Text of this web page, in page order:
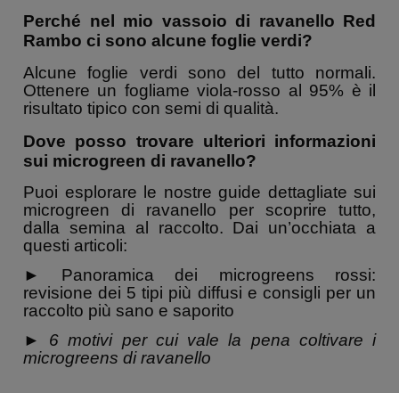
Perché nel mio vassoio di ravanello Red
Rambo ci sono alcune foglie verdi?
Alcune foglie verdi sono del tutto normali.
Ottenere un fogliame viola-rosso al 95% è il
risultato tipico con semi di qualità.
Dove posso trovare ulteriori informazioni
sui microgreen di ravanello?
Puoi esplorare le nostre guide dettagliate sui
microgreen di ravanello per scoprire tutto,
dalla semina al raccolto. Dai un’occhiata a
questi articoli:
► Panoramica dei microgreens rossi:
revisione dei 5 tipi più diffusi e consigli per un
raccolto più sano e saporito
►
6 motivi per cui vale la pena coltivare i
microgreens di ravanello